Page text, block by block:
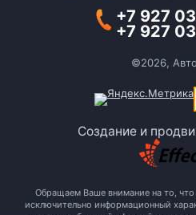
+7 927
+7 927
©2026,
Создание и
Обращаем Ваше внимание на то,
исключительно информационный